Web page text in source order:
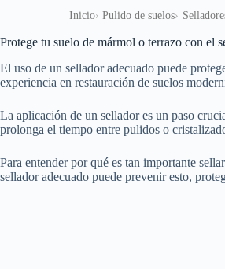
Inicio Pulido de suelos
Protege tu suelo de mármol o terrazo con el
El uso de un sellador adecuado puede
experiencia en restauración de suelos
La aplicación de un sellador es un paso
prolonga el tiempo entre pulidos o
Para entender por qué es tan importante
sellador adecuado puede prevenir esto,